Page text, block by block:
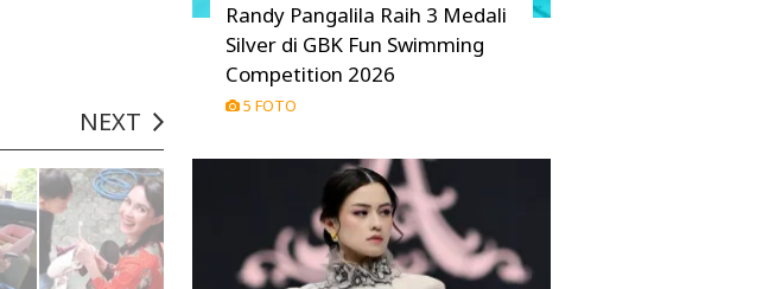
NEXT
Randy Pangalila Raih 3 Medali
Silver di GBK Fun Swimming
Competition 2026
5 FOTO